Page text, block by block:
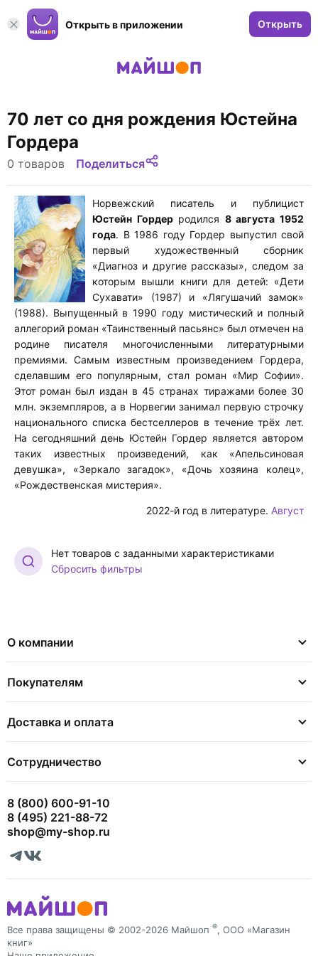
Открыть в приложении Открыть
70 лет со дня рождения Юстейна
Гордера
0 товаров Поделиться
Норвежский писатель и публицист
Юстейн Гордерродился 8 августа 1952
года. В 1986 году Гордер выпустил свой
первый художественный сборник
«Диагноз и другие рассказы», следом за
которым вышли книги для детей: «Дети
Сухавати» (1987) и «Лягушачий замок»
(1988). Выпущенный в 1990 году мистический и полный
аллегорий роман «Таинственный пасьянс» был отмечен на
родине писателя многочисленными литературными
премиями. Самым известным произведением Гордера,
сделавшим его популярным, стал роман «Мир Софии».
Этот роман был издан в 45 странах тиражами более 30
млн. экземпляров, а в Норвегии занимал первую строчку
национального списка бестселлеров в течение трёх лет.
На сегодняшний день Юстейн Гордер является автором
таких известных произведений, как «Апельсиновая
девушка», «Зеркало загадок», «Дочь хозяина колец»,
«Рождественская мистерия».
2022-й год в литературе. Август
Нет товаров с заданными характеристиками
Сбросить фильтры
О компании
Покупателям
Доставка и оплата
Сотрудничество
8 (800) 600-91-10
8 (495) 221-88-72
shop@my-shop.ru
Все права защищены © 2002-2026 Майшоп ®, ООО «Магазин
книг»